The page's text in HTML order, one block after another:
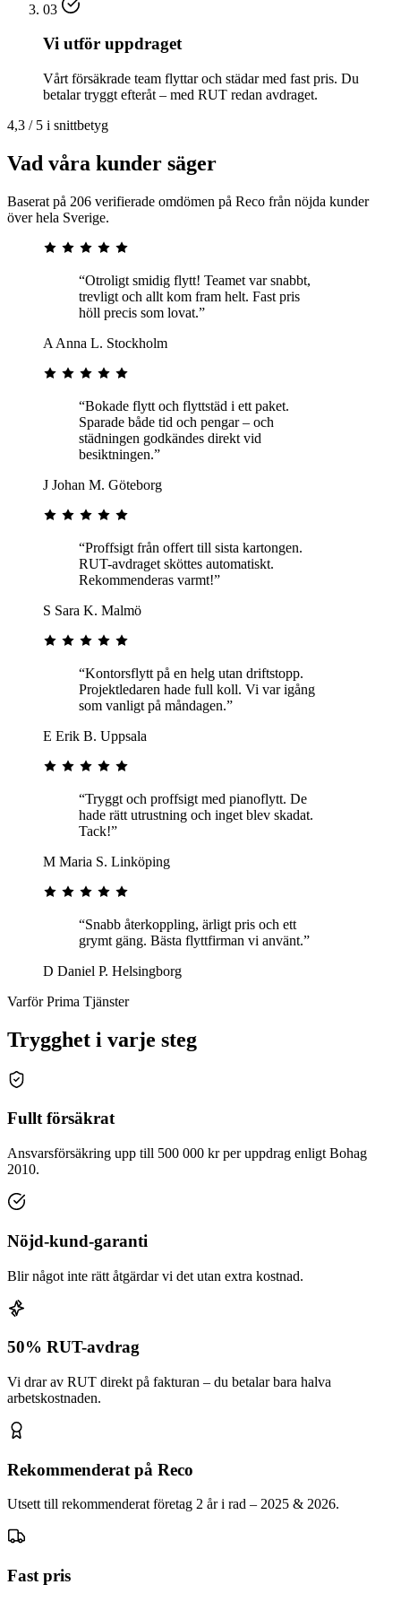
03
Vi utför uppdraget
Vårt försäkrade team flyttar och städar med fast pris. Du
betalar tryggt efteråt – med RUT redan avdraget.
4,3 / 5 i snittbetyg
Vad våra kunder säger
Baserat på 206 verifierade omdömen på Reco från nöjda kunder
över hela Sverige.
“Otroligt smidig flytt! Teamet var snabbt,
trevligt och allt kom fram helt. Fast pris
höll precis som lovat.”
A Anna L. Stockholm
“Bokade flytt och flyttstäd i ett paket.
Sparade både tid och pengar – och
städningen godkändes direkt vid
besiktningen.”
J Johan M. Göteborg
“Proffsigt från offert till sista kartongen.
RUT-avdraget sköttes automatiskt.
Rekommenderas varmt!”
S Sara K. Malmö
“Kontorsflytt på en helg utan driftstopp.
Projektledaren hade full koll. Vi var igång
som vanligt på måndagen.”
E Erik B. Uppsala
“Tryggt och proffsigt med pianoflytt. De
hade rätt utrustning och inget blev skadat.
Tack!”
M Maria S. Linköping
“Snabb återkoppling, ärligt pris och ett
grymt gäng. Bästa flyttfirman vi använt.”
D Daniel P. Helsingborg
Varför Prima Tjänster
Trygghet i varje steg
Fullt försäkrat
Ansvarsförsäkring upp till 500 000 kr per uppdrag enligt Bohag
2010.
Nöjd-kund-garanti
Blir något inte rätt åtgärdar vi det utan extra kostnad.
50% RUT-avdrag
Vi drar av RUT direkt på fakturan – du betalar bara halva
arbetskostnaden.
Rekommenderat på Reco
Utsett till rekommenderat företag 2 år i rad – 2025 & 2026.
Fast pris